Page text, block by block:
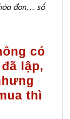
đơn… số
có
lập,
thì